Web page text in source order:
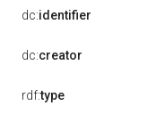
dc:identifier
dc:creator
rdf:type